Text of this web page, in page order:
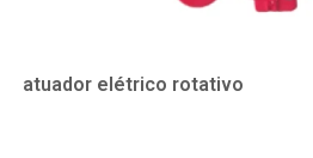
atuador elétrico rotativo